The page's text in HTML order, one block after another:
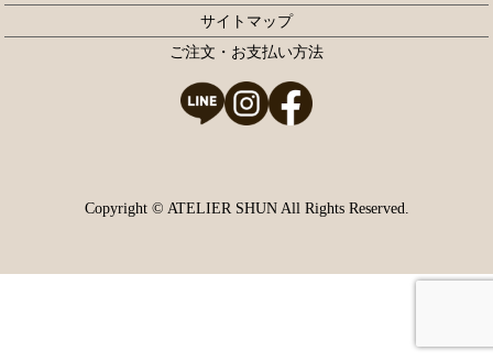
サイトマップ
ご注文・お支払い方法
Copyright © ATELIER SHUN All Rights Reserved.